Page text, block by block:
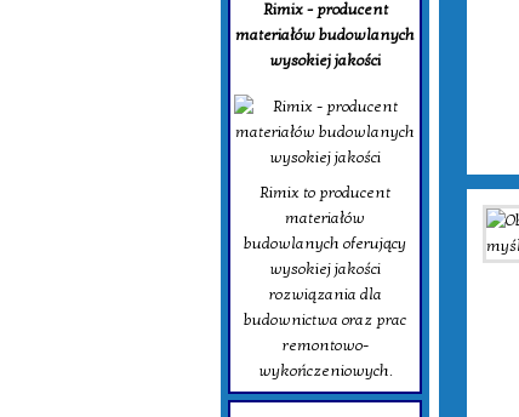
Rimix - producent
materiałów budowlanych
wysokiej jakości
Rimix to producent
materiałów
budowlanych oferujący
wysokiej jakości
rozwiązania dla
budownictwa oraz prac
remontowo-
wykończeniowych.